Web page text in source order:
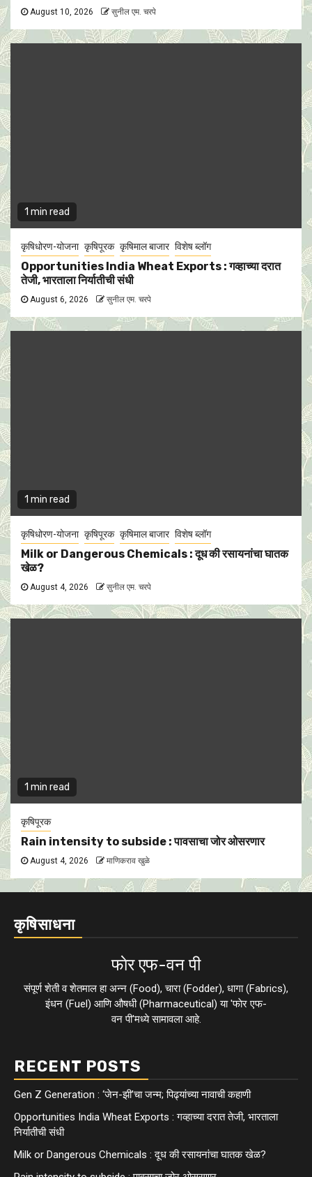
August 10, 2026 सुनील एम. चरपे
1 min read
कृषिधोरण-योजना कृषिपूरक कृषिमाल बाजार विशेष ब्लॉग
Opportunities India Wheat Exports : गव्हाच्या दरात
तेजी, भारताला निर्यातीची संधी
August 6, 2026 सुनील एम. चरपे
1 min read
कृषिधोरण-योजना कृषिपूरक कृषिमाल बाजार विशेष ब्लॉग
Milk or Dangerous Chemicals : दूध की रसायनांचा घातक
खेळ?
August 4, 2026 सुनील एम. चरपे
1 min read
कृषिपूरक
Rain intensity to subside : पावसाचा जोर ओसरणार
August 4, 2026 माणिकराव खुळे
कृषिसाधना
फाेर एफ-वन पी
संपूर्ण शेती व शेतमाल हा अन्न (Food), चारा (Fodder), धागा (Fabrics),
इंधन (Fuel) आणि औषधी (Pharmaceutical) या 'फाेर एफ-
वन पी'मध्ये सामावला आहे.
RECENT POSTS
Gen Z Generation : ‘जेन-झी’चा जन्म; पिढ्यांच्या नावाची कहाणी
Opportunities India Wheat Exports : गव्हाच्या दरात तेजी, भारताला
निर्यातीची संधी
Milk or Dangerous Chemicals : दूध की रसायनांचा घातक खेळ?